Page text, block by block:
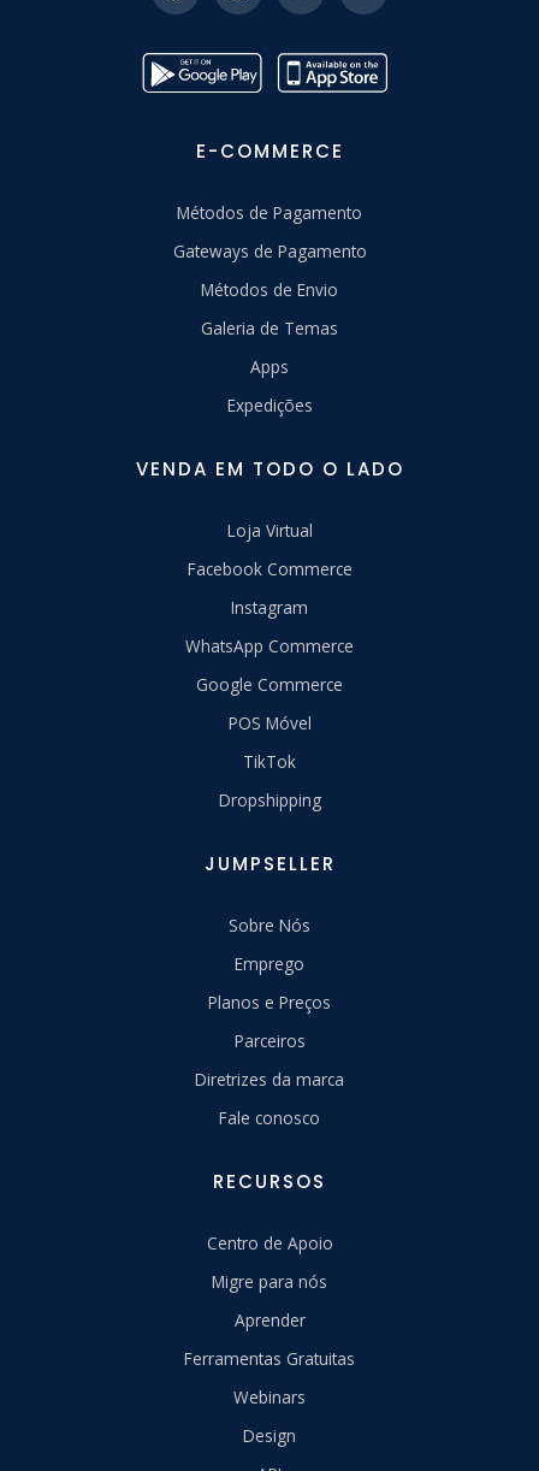
E-COMMERCE
Métodos de Pagamento
Gateways de Pagamento
Métodos de Envio
Galeria de Temas
Apps
Expedições
VENDA EM TODO O LADO
Loja Virtual
Facebook Commerce
Instagram
WhatsApp Commerce
Google Commerce
POS Móvel
TikTok
Dropshipping
JUMPSELLER
Sobre Nós
Emprego
Planos e Preços
Parceiros
Diretrizes da marca
Fale conosco
RECURSOS
Centro de Apoio
Migre para nós
Aprender
Ferramentas Gratuitas
Webinars
Design